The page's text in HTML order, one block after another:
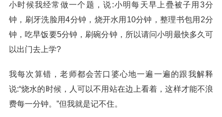
小时候我经常做一个题，说:小明每天早上疊被子用3分
钟，刷牙洗脸用4分钟，烧开水用10分钟，整理书包用2分
钟，吃早饭要5分钟，刷碗分钟，所以请问小明最快多久可
以出门去上学?
我每次算错，老师都会苦口婆心地一遍一遍的跟我解释
说:“烧水的时候，人可以不用站在边上看着，这样才能不浪
费每一分钟。”但我就是记不住。